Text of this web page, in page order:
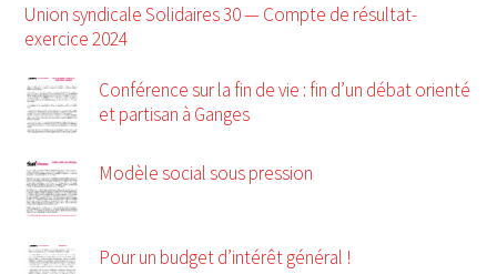
Union syndicale Solidaires 30 — Compte de résultat-
exercice 2024
Conférence sur la fin de vie : fin d’un débat orienté
et partisan à Ganges
Modèle social sous pression
Pour un budget d’intérêt général !